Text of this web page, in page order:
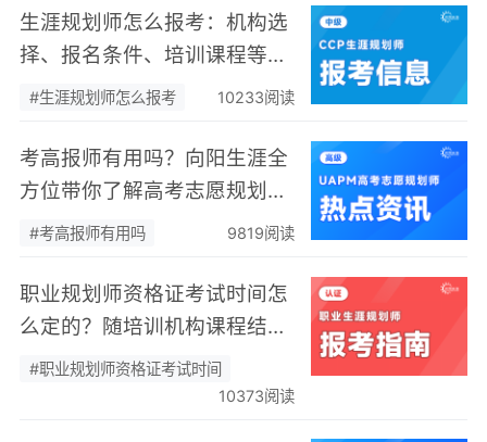
生涯规划师怎么报考：机构选
择、报名条件、培训课程等信
息全览
#生涯规划师怎么报考 10233阅读
考高报师有用吗？向阳生涯全
方位带你了解高考志愿规划师
有多香！
#考高报师有用吗 9819阅读
职业规划师资格证考试时间怎
么定的？随培训机构课程结业
时间安排！
#职业规划师资格证考试时间
10373阅读